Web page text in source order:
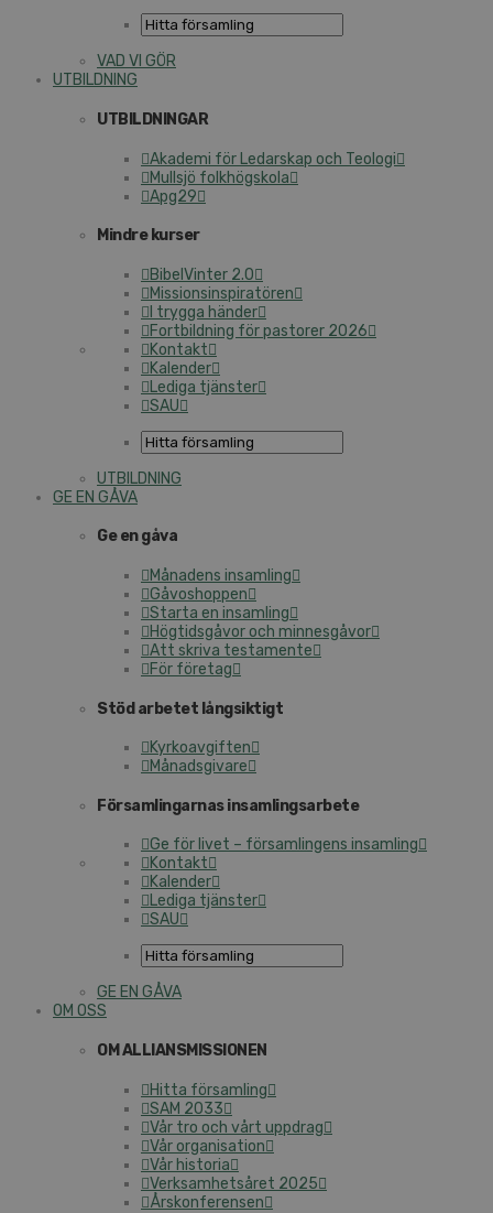
VAD VI GÖR
UTBILDNING
UTBILDNINGAR
Akademi för Ledarskap och Teologi
Mullsjö folkhögskola
Apg29
Mindre kurser
BibelVinter 2.0
Missionsinspiratören
I trygga händer
Fortbildning för pastorer 2026
Kontakt
Kalender
Lediga tjänster
SAU
UTBILDNING
GE EN GÅVA
Ge en gåva
Månadens insamling
Gåvoshoppen
Starta en insamling
Högtidsgåvor och minnesgåvor
Att skriva testamente
För företag
Stöd arbetet långsiktigt
Kyrkoavgiften
Månadsgivare
Församlingarnas insamlingsarbete
Ge för livet – församlingens insamling
Kontakt
Kalender
Lediga tjänster
SAU
GE EN GÅVA
OM OSS
OM ALLIANSMISSIONEN
Hitta församling
SAM 2033
Vår tro och vårt uppdrag
Vår organisation
Vår historia
Verksamhetsåret 2025
Årskonferensen